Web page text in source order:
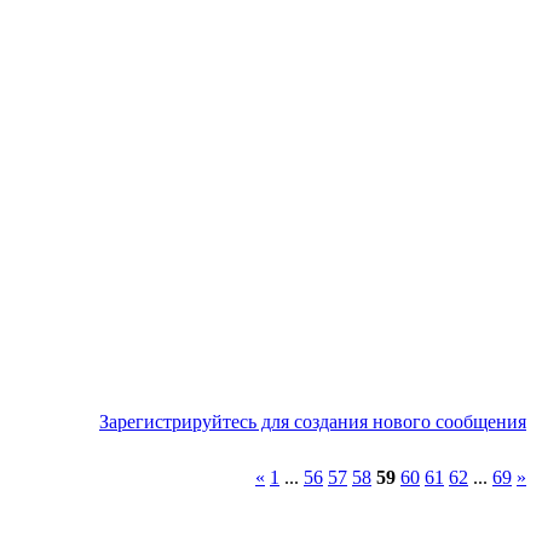
Зарегистрируйтесь для создания нового сообщения
« 1 ... 56 57 58 59 60 61 62 ... 69 »